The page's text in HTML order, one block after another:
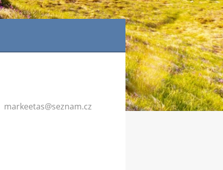
markeetas@seznam.cz